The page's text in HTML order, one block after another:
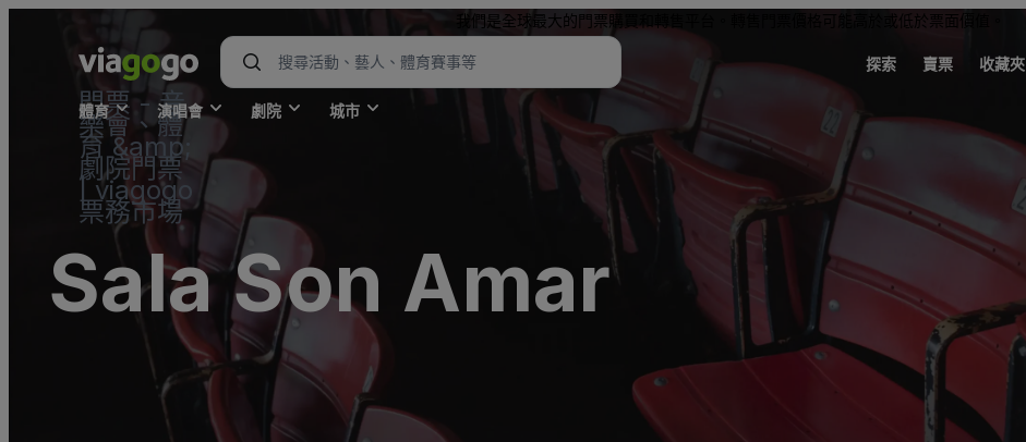
我們是全球最大的門票購買和轉售平台。轉售門票價格可能高於或低於票面價值。
門票 - 音
樂會、體
育 &amp;
劇院門票
| viagogo
票務市場
探索 賣票 收藏夾
體育 演唱會 劇院 城市
Sala Son Amar